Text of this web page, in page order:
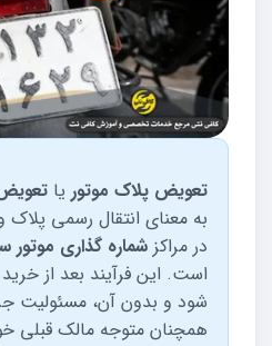
تعویض پلاک موتور یا
به معنای انتقال رسمی
در مراکز شماره گذاری موتور
است. این فرآیند بعد از
شود و بدون آن، مسئولیت
همچنان متوجه مالک قبلی